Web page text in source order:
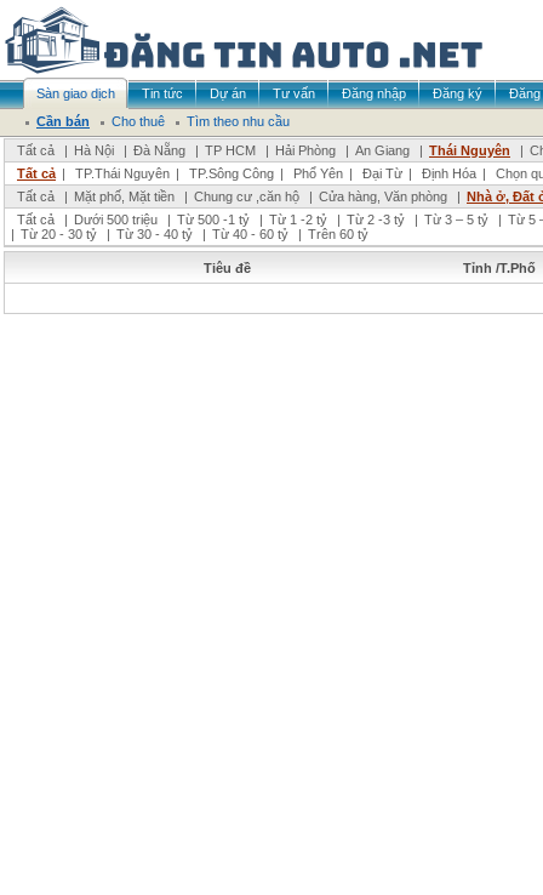
Sàn giao dịch Tin tức Dự án Tư vấn Đăng nhập Đăng ký
Đăng
Cần bán
Cho thuê
Tìm theo nhu cầu
Tất cả
| Hà Nội | Đà Nẵng | TP HCM | Hải Phòng | An Giang | Thái Nguyên |
Tất cả | TP.Thái Nguyên | TP.Sông Công | Phổ Yên | Đại Từ | Định Hóa |
Chọn
Tất cả
| Mặt phố, Mặt tiền | Chung cư ,căn hộ | Cửa hàng, Văn phòng | Nhà ở, Đất
Tất cả
| Dưới 500 triệu | Từ 500 -1 tỷ | Từ 1 -2 tỷ | Từ 2 -3 tỷ | Từ 3 – 5 tỷ | Từ 5
| Từ 20 - 30 tỷ | Từ 30 - 40 tỷ | Từ 40 - 60 tỷ | Trên 60 tỷ
Tiêu đề Tỉnh /T.Phố